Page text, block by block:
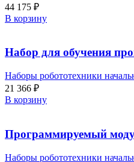
44 175 ₽
В корзину
Набор для обучения
Наборы робототехники
21 366 ₽
В корзину
Программируемый
Наборы робототехники